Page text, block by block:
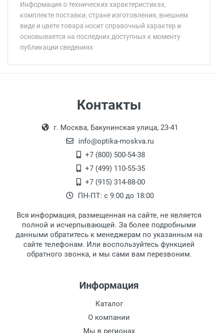
Информация о технических характеристиках,
комплекте поставки, стране изготовления, внешнем
виде и цвете товара носит справочный характер и
основывается на последних доступных к моменту
публикации сведениях
Ширина линзы:
Ширина мостика:
Материал линзы:
Материал оправы:
Материал дужки:
Цвет оправы:
Оплата товара производится
наличными непосредственно на пункте
выдачи товара.
Перечисление средств на расчетный счет.
18:00, по субботам с 11:00 до 15:00, в
офисе по адресу: г. Москва,
Переведеновский переулок 17, корпус 1,
второй этаж, тел. +7 (499) 110-55-35.
После того, как заказ поступает в пункт
выдачи, наш менеджер связывается с
клиентом и оповещает о поступлении
товара.
Для получения товара при себе
обязательно иметь паспорт.
Заказ необходимо забрать в течение 3
рабочих дней с момента поступления на
дополнительных расходов за хранение
Доставляем товар по Москве компанией
Контакты
г. Москва, Бакунинская улица, 23-41
info@optika-moskva.ru
+7 (800) 500-54-38
+7 (499) 110-55-35
+7 (915) 314-88-00
ПН-ПТ: с 9:00 до 18:00
Вся информация, размещенная на сайте, не является
полной и исчерпывающей. За более подробными
данными обратитесь к менеджерам по указанным на
сайте телефонам. Или воспользуйтесь функцией
обратного звонка, и мы сами вам перезвоним.
Информация
Каталог
О компании
Мы в регионах